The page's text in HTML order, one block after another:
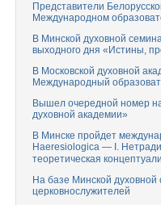
Представители
Международном
В Минской духовной
выходного дня «Истины,
В Московской духовной
Международный
Вышел очередной номер
духовной академии»
В Минске пройдет
Haeresiologica — I.
теоретическая
На базе Минской
церковнослужителей